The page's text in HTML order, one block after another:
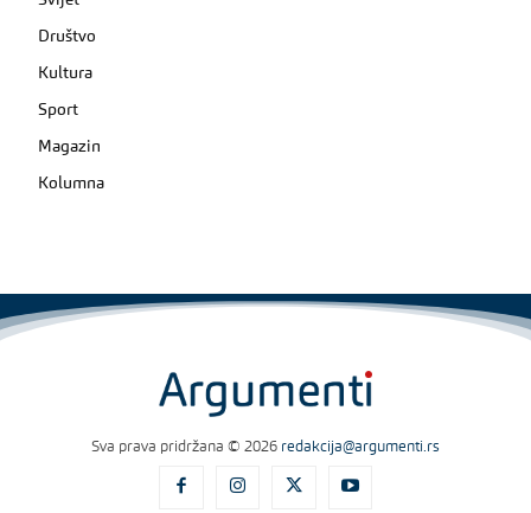
Društvo
Kultura
Sport
Magazin
Kolumna
Sva prava pridržana © 2026 redakcija@argumenti.rs